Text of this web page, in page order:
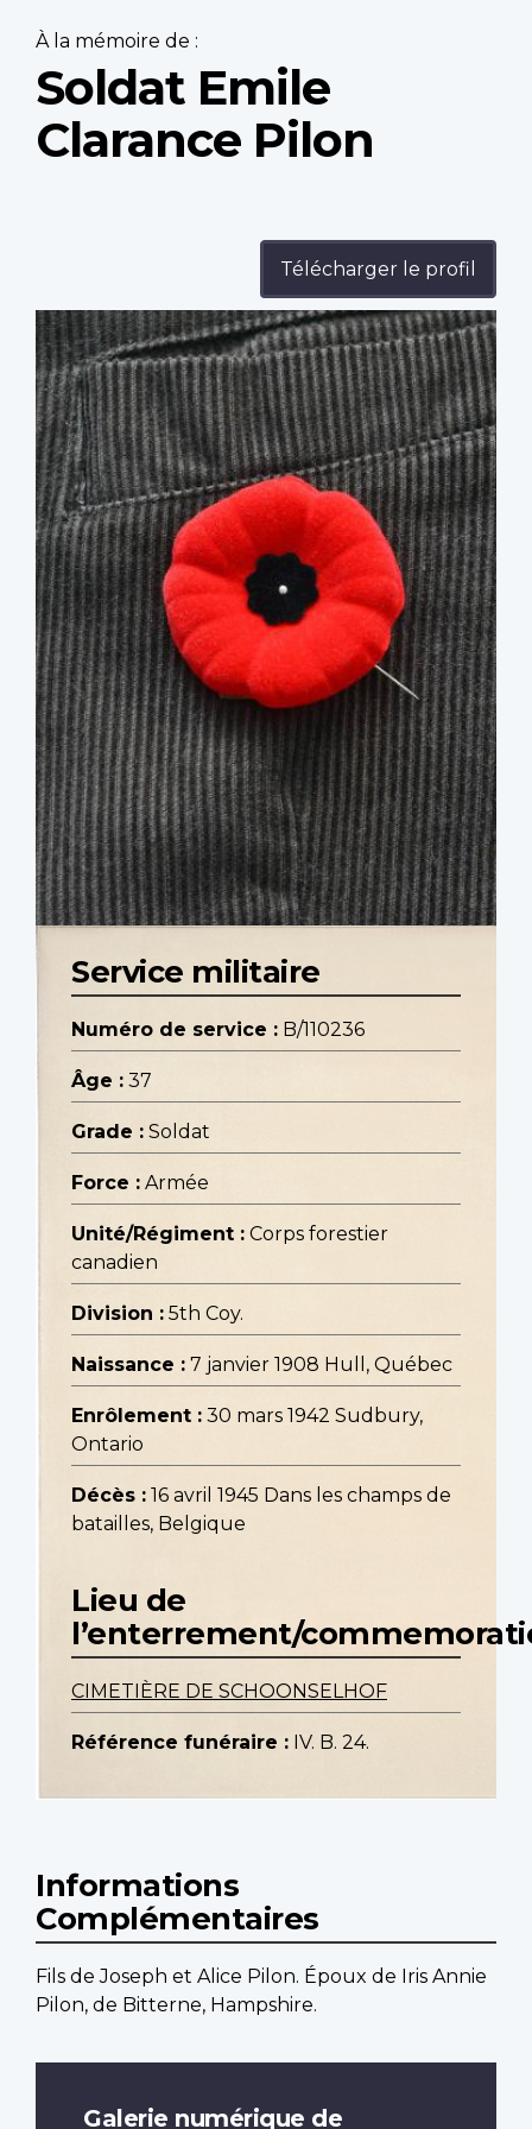
À la mémoire de :
Soldat Emile
Clarance Pilon
Télécharger le profil
Profile
image
Service militaire
Numéro de service : B/110236
Âge : 37
Grade : Soldat
Force : Armée
Unité/Régiment : Corps forestier
canadien
Division : 5th Coy.
Naissance : 7 janvier 1908 Hull, Québec
Enrôlement : 30 mars 1942 Sudbury,
Ontario
Décès : 16 avril 1945 Dans les champs de
batailles, Belgique
Lieu de
l’enterrement/
CIMETIÈRE DE SCHOONSELHOF
Référence funéraire : IV. B. 24.
Informations
Complémentaires
Fils de Joseph et Alice Pilon. Époux de Iris Annie
Pilon, de Bitterne, Hampshire.
Galerie numérique de